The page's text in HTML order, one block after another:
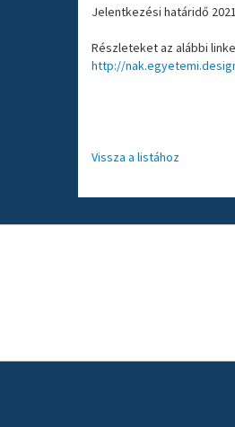
Jelentkezési határidő
Részleteket az alábbi
http://
Vissza a listához